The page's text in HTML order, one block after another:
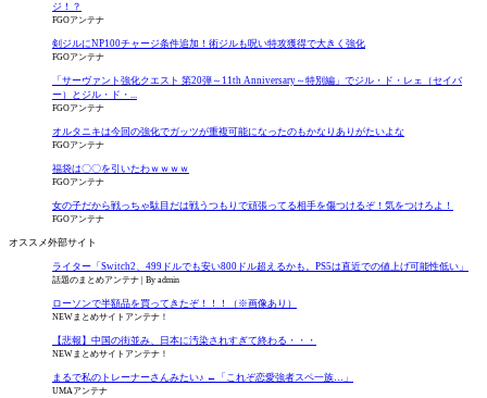
ジ！？
FGOアンテナ
剣ジルにNP100チャージ条件追加！術ジルも呪い特攻獲得で大きく強化
FGOアンテナ
「サーヴァント強化クエスト 第20弾～11th Anniversary～特別編」でジル・ド・レェ（セイバ
ー）とジル・ド・...
FGOアンテナ
オルタニキは今回の強化でガッツが重複可能になったのもかなりありがたいよな
FGOアンテナ
福袋は〇〇を引いたわｗｗｗｗ
FGOアンテナ
女の子だから戦っちゃ駄目だは戦うつもりで頑張ってる相手を傷つけるぞ！気をつけろよ！
FGOアンテナ
オススメ外部サイト
ライター「Switch2、499ドルでも安い800ドル超えるかも。PS5は直近での値上げ可能性低い」
話題のまとめアンテナ By admin
ローソンで半額品を買ってきたぞ！！！（※画像あり）
NEWまとめサイトアンテナ！
【悲報】中国の街並み、日本に汚染されすぎて終わる・・・
NEWまとめサイトアンテナ！
まるで私のトレーナーさんみたい♪ ←「これぞ恋愛強者スペ一族…」
UMAアンテナ